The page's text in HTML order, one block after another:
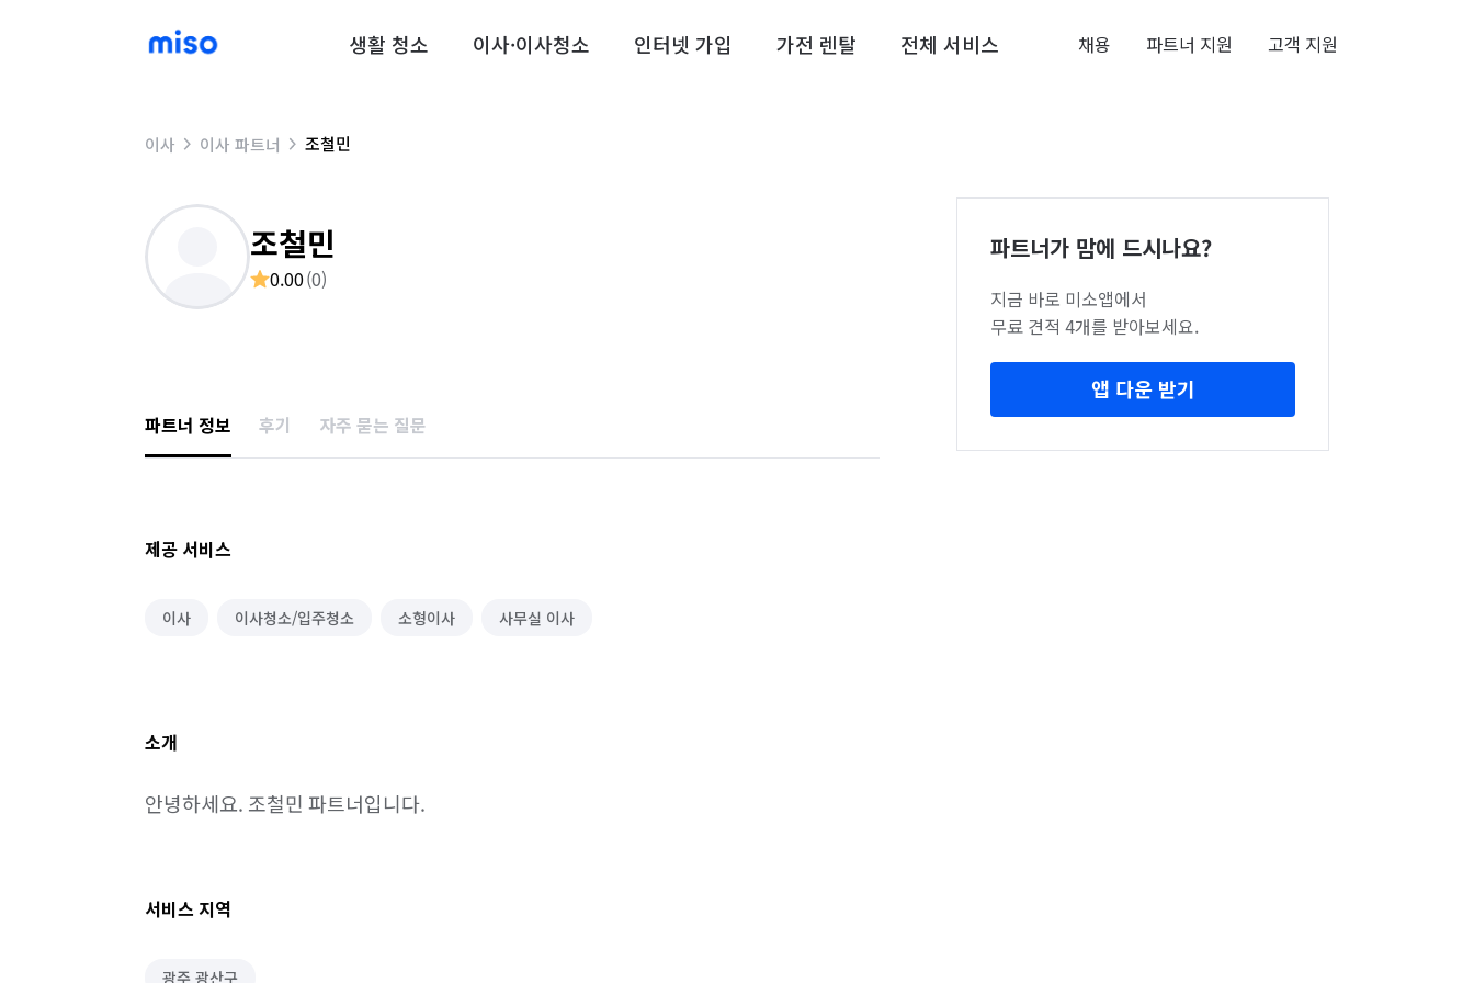
생활 청소 이사·이사청소 인터넷 가입 가전 렌탈 전체 서비스 채용 파트너 지원 고객 지원
이사 이사 파트너 조철민
조철민
0.00(0)
파트너 정보 후기 자주 묻는 질문
제공 서비스
이사 이사청소/입주청소 소형이사 사무실 이사
소개
안녕하세요. 조철민 파트너입니다.
서비스 지역
광주 광산구
파트너가 맘에 드시나요?
지금 바로 미소앱에서
무료 견적 4개를 받아보세요.
앱 다운 받기